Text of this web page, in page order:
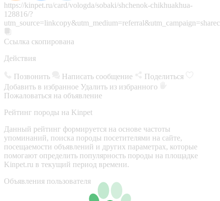
https://kinpet.ru/card/vologda/sobaki/shchenok-chikhuakhua-
128816/?
Ссылка скопирована
Действия
Позвонить Написать сообщение
Поделиться
Добавить в избранное Удалить из избранного
Пожаловаться на объявление
Рейтинг породы на Kinpet
Данный рейтинг формируется на основе частоты
упоминаний, поиска породы посетителями на сайте,
посещаемости объявлений и других параметрах, которые
помогают определить популярность породы на площадке
Kinpet.ru в текущий период времени.
Объявления пользователя